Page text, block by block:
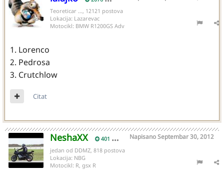
Teoreticar ..., 12121 postova
Lokacija: Lazarevac
Motocikl: BMW R1200GS Adv
1. Lorenco
2. Pedrosa
3. Crutchlow
Citat
NeshaXX 401 NapisanoSeptembar 30, 2012
jedan od DDMZ, 818 postova
Lokacija: NBG
Motocikl: R, gsx R